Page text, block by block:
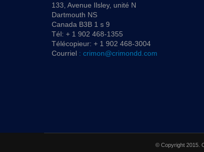
133, Avenue Ilsley, unité N
Dartmouth NS
Canada B3B 1 s 9
Tél: + 1 902 468-1355
Télécopieur: + 1 902 468-3004
Courriel : crimon@crimondd.com
© Copyright 2015.